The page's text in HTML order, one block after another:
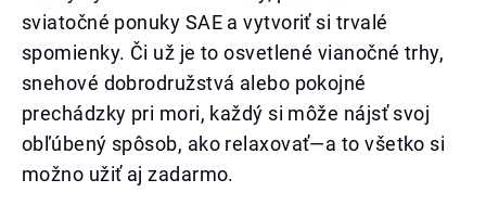
sviatočné ponuky SAE a vytvoriť si trvalé
spomienky. Či už je to osvetlené vianočné trhy,
snehové dobrodružstvá alebo pokojné
prechádzky pri mori, každý si môže nájsť svoj
obľúbený spôsob, ako relaxovať—a to všetko si
možno užiť aj zadarmo.